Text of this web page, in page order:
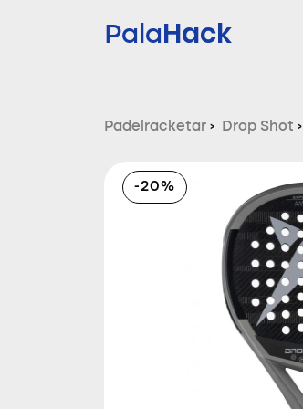
PalaHack
Padelracketar › Drop Shot ›
-20%